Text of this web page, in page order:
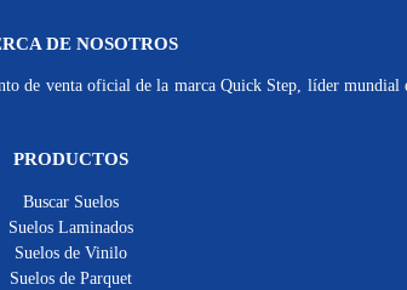
DE NOSOTROS
de venta oficial de la marca Quick Step, líder mundial
PRODUCTOS
Buscar Suelos
Suelos Laminados
Suelos de Vinilo
Suelos de Parquet